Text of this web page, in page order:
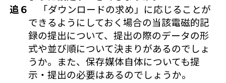
追６
「ダウンロードの求め」に応じることが
できるようにしておく場合の当該電磁的記
録の提出について、提出の際のデータの形
式や並び順について決まりがあるのでしょ
うか。また、保存媒体自体についても提
示・提出の必要はあるのでしょうか。